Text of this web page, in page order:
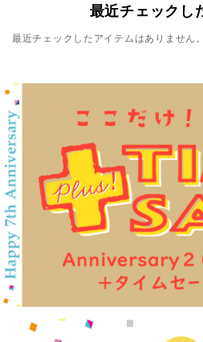
最近チェックし
最近チェックしたアイテムはありません。